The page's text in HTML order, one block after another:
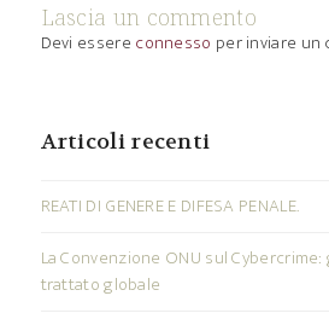
Lascia un commento
Devi essere connesso per inviare un
Articoli recenti
REATI DI GENERE E DIFESA PENALE.
La Convenzione ONU sul
trattato globale